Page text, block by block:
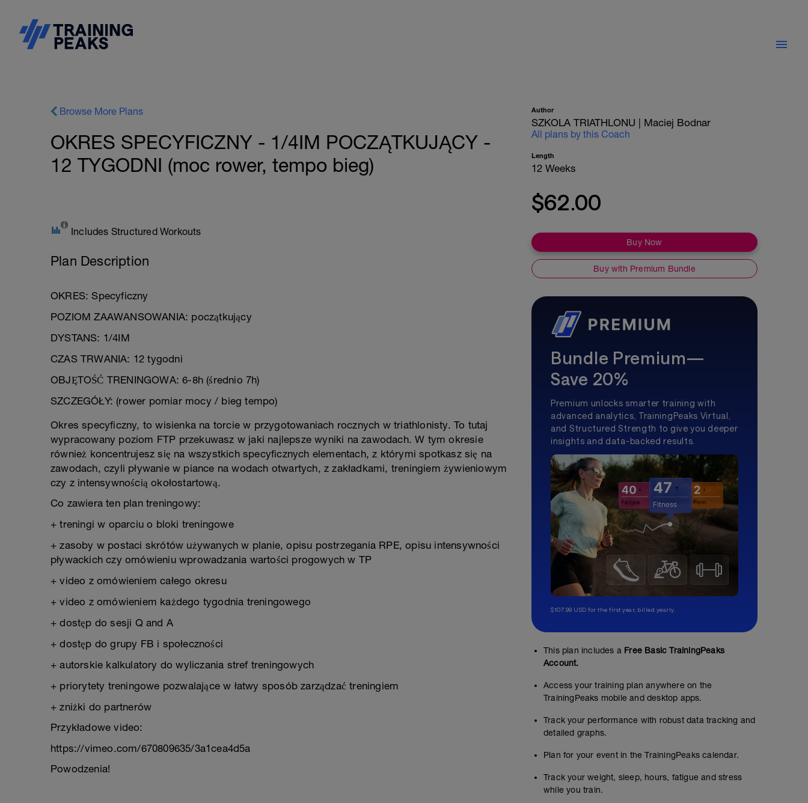
Browse More Plans
OKRES SPECYFICZNY - 1/4IM POCZĄTKUJĄCY -
12 TYGODNI (moc rower, tempo bieg)
Includes Structured Workouts
Plan Description
OKRES: Specyficzny
POZIOM ZAAWANSOWANIA: początkujący
DYSTANS: 1/4IM
CZAS TRWANIA: 12 tygodni
OBJĘTOŚĆ TRENINGOWA: 6-8h (średnio 7h)
SZCZEGÓŁY: (rower pomiar mocy / bieg tempo)
Okres specyficzny, to wisienka na torcie w przygotowaniach rocznych w triathlonisty. To tutaj
wypracowany poziom FTP przekuwasz w jaki najlepsze wyniki na zawodach. W tym okresie
również koncentrujesz się na wszystkich specyficznych elementach, z którymi spotkasz się na
zawodach, czyli pływanie w piance na wodach otwartych, z zakładkami, treningiem żywieniowym
czy z intensywnością okołostartową.
Co zawiera ten plan treningowy:
+ treningi w oparciu o bloki treningowe
+ zasoby w postaci skrótów używanych w planie, opisu postrzegania RPE, opisu intensywności
pływackich czy omówieniu wprowadzania wartości progowych w TP
+ video z omówieniem całego okresu
+ video z omówieniem każdego tygodnia treningowego
+ dostęp do sesji Q and A
+ dostęp do grupy FB i społeczności
+ autorskie kalkulatory do wyliczania stref treningowych
+ priorytety treningowe pozwalające w łatwy sposób zarządzać treningiem
+ zniżki do partnerów
Przykładowe video:
https://vimeo.com/670809635/3a1cea4d5a
Powodzenia!
Author
SZKOLA TRIATHLONU | Maciej Bodnar
All plans by this Coach
Length
12 Weeks
$62.00
Buy Now
Buy with Premium Bundle
Bundle Premium—
Save 20%
Premium unlocks smarter training with
advanced analytics, TrainingPeaks Virtual,
and Structured Strength to give you deeper
insights and data-backed results.
$107.99 USD for the first year, billed yearly.
This plan includes a Free Basic TrainingPeaks
Account.
Access your training plan anywhere on the
TrainingPeaks mobile and desktop apps.
Track your performance with robust data tracking and
detailed graphs.
Plan for your event in the TrainingPeaks calendar.
Track your weight, sleep, hours, fatigue and stress
while you train.